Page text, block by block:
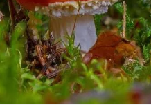
Змінні
- 1 мл
- 2 мл